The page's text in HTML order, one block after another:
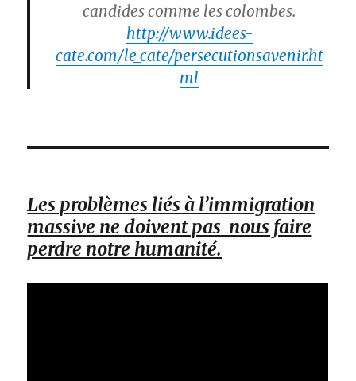
candides comme les colombes.
http://www.idees-
cate.com/le_cate/persecutionsavenir.ht
ml
Les problèmes liés à l’immigration
massive ne doivent pas nous faire
perdre notre humanité.